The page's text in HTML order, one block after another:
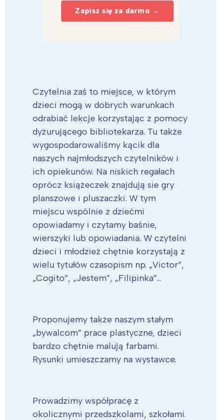
Zapisz się za darmo →
Czytelnia zaś to miejsce, w którym
dzieci mogą w dobrych warunkach
odrabiać lekcje korzystając z pomocy
dyżurującego bibliotekarza. Tu także
wygospodarowaliśmy kącik dla
naszych najmłodszych czytelników i
ich opiekunów. Na niskich regałach
oprócz książeczek znajdują sie gry
planszowe i pluszaczki. W tym
miejscu wspólnie z dziećmi
opowiadamy i czytamy baśnie,
wierszyki lub opowiadania. W czytelni
dzieci i młodzież chętnie korzystają z
wielu tytułów czasopism np. „Victor”,
„Cogito”, „Jestem”, „Filipinka”…
Proponujemy także naszym stałym
„bywalcom” prace plastyczne, dzieci
bardzo chętnie malują farbami.
Rysunki umieszczamy na wystawce.
Prowadzimy współpracę z
okolicznymi przedszkolami, szkołami.